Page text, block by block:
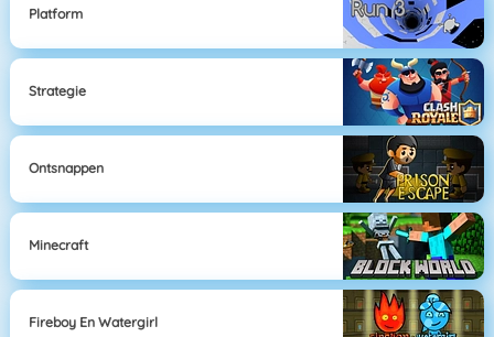
Platform
Strategie
Ontsnappen
Minecraft
Fireboy En Watergirl